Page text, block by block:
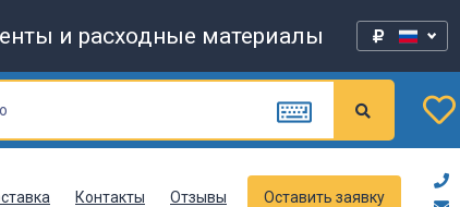
и расходные материалы
Контакты Отзывы Оставить заявку